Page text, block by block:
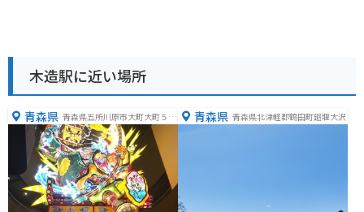
木造駅に近い場所
青森県 青森県五所川原市大町大町５０
６−１０
青森県 青森県北津軽郡鶴田町廻堰大沢